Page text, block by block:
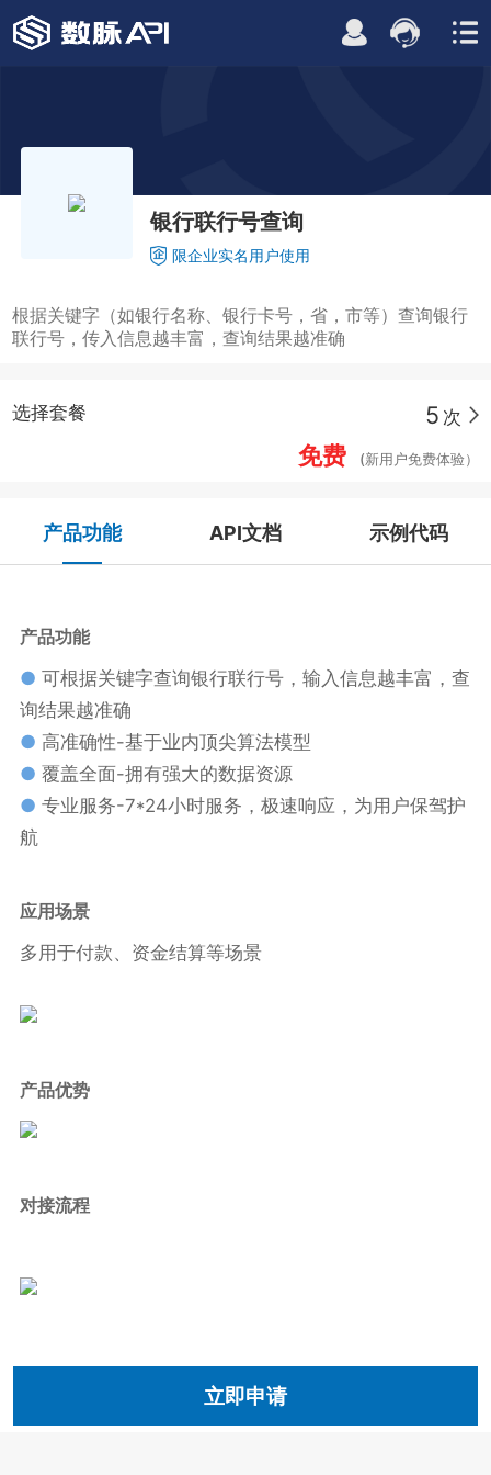
银行联行号查询
限企业实名用户使用
根据关键字（如银行名称、银行卡号，省，市等）查询银行
联行号，传入信息越丰富，查询结果越准确
选择套餐 5 次
免费 (新用户免费体验）
立即申请
产品功能 API文档 示例代码
产品功能
● 可根据关键字查询银行联行号，输入信息越丰富，查
询结果越准确
● 高准确性-基于业内顶尖算法模型
● 覆盖全面-拥有强大的数据资源
● 专业服务-7*24小时服务，极速响应，为用户保驾护
航
应用场景
多用于付款、资金结算等场景
产品优势
对接流程